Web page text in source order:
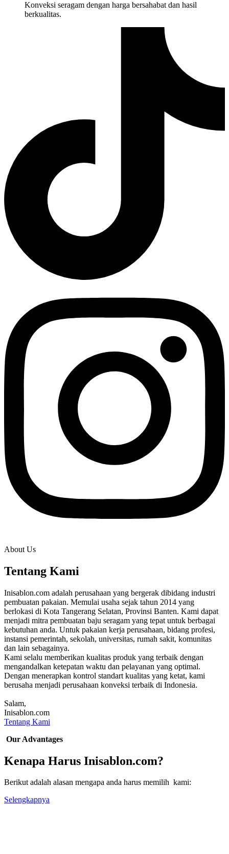
Konveksi seragam dengan harga bersahabat dan hasil
berkualitas.
About Us
Tentang Kami
Inisablon.com adalah perusahaan yang bergerak dibidang industri
pembuatan pakaian. Memulai usaha sejak tahun 2014 yang
berlokasi di Kota Tangerang Selatan, Provinsi Banten. Kami dapat
menjadi mitra pembuatan baju seragam yang tepat untuk berbagai
kebutuhan anda. Untuk pakaian kerja perusahaan, bidang profesi,
instansi pemerintah, sekolah, universitas, rumah sakit, komunitas
dan lain sebagainya.
Kami selalu memberikan kualitas produk yang terbaik dengan
mengandalkan ketepatan waktu dan pelayanan yang optimal.
Dengan menerapkan kontrol standart kualitas yang ketat, kami
berusaha menjadi perusahaan konveksi terbaik di Indonesia.
Salam,
Inisablon.com
Tentang Kami
Our Advantages
Kenapa Harus Inisablon.com?
Berikut adalah alasan mengapa anda harus memilih kami:
Selengkapnya